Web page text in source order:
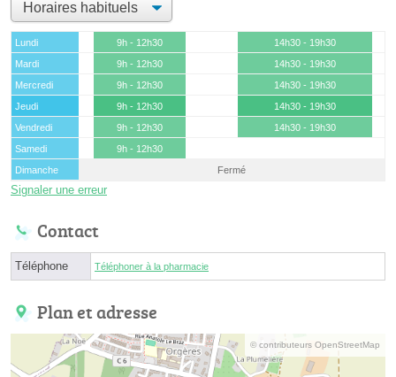
Lundi 9h - 12h30
14h30 - 19h30
Mardi
9h - 12h30
14h30 - 19h30
Mercredi
9h - 12h30
14h30 - 19h30
Jeudi
9h - 12h30
14h30 - 19h30
Vendredi
9h - 12h30
14h30 - 19h30
Samedi
9h - 12h30
Dimanche
Fermé
Signaler une erreur
Contact
Téléphone Téléphoner à la pharmacie
Plan et adresse
© contributeurs OpenStreetMap